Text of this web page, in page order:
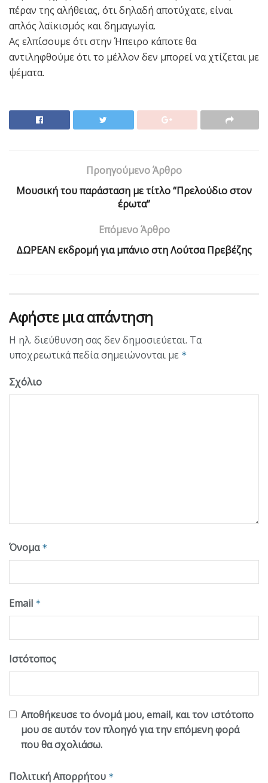
πέραν της αλήθειας, ότι δηλαδή αποτύχατε, είναι
απλός λαϊκισμός και δημαγωγία.
Ας ελπίσουμε ότι στην Ήπειρο κάποτε θα
αντιληφθούμε ότι το μέλλον δεν μπορεί να χτίζεται με
ψέματα.
Προηγούμενο Άρθρο
Mουσική του παράσταση με τίτλο “Πρελούδιο στον
έρωτα”
Επόμενο Άρθρο
ΔΩΡΕΑΝ εκδρομή για μπάνιο στη Λούτσα Πρεβέζης
Αφήστε μια απάντηση
Η ηλ. διεύθυνση σας δεν δημοσιεύεται. Τα
υποχρεωτικά πεδία σημειώνονται με *
Σχόλιο
Όνομα *
Email *
Ιστότοπος
Αποθήκευσε το όνομά μου, email, και τον ιστότοπο
μου σε αυτόν τον πλοηγό για την επόμενη φορά
που θα σχολιάσω.
Πολιτική Απορρήτου *